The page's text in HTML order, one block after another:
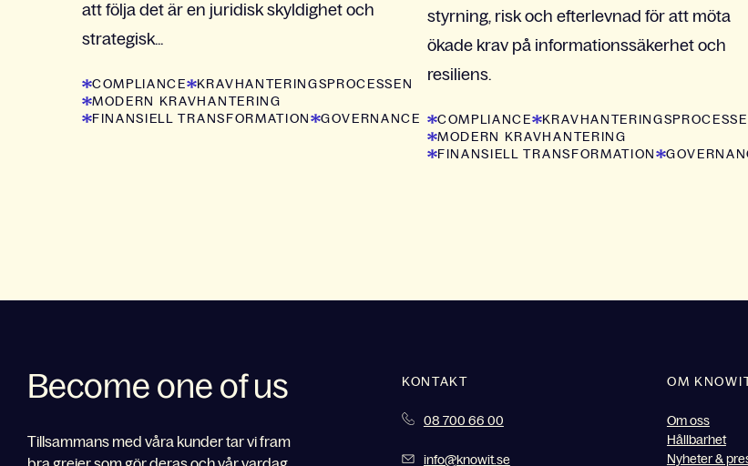
att följa det är en juridisk skyldighet och
strategisk...
COMPLIANCE
KRAVHANTERINGSPROCESSEN
MODERN KRAVHANTERING
FINANSIELL TRANSFORMATION
GOVERNANCE
styrning, risk och efterlevnad för att möta
ökade krav på informationssäkerhet och
resiliens.
COMPLIANCE
MODERN KRAVHANTERING
FINANSIELL TRANSFORMATION
Become one of us
Tillsammans med våra kunder tar vi fram
KONTAKT
08 700 66 00
info@knowit.se
OM
Om oss
Hållbarhet
Nyheter &